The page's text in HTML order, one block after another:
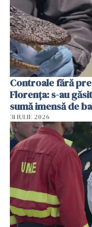
Controale fără
Florența: s-au
sumă imensă de
31 IULIE 2026